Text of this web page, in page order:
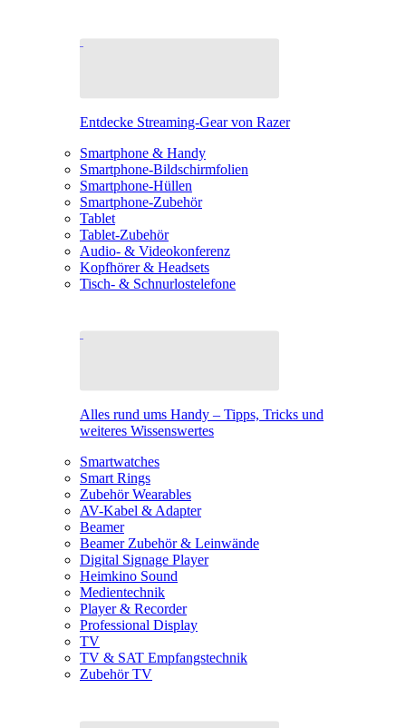
Entdecke Streaming-Gear von Razer
Smartphone & Handy
Smartphone-Bildschirmfolien
Smartphone-Hüllen
Smartphone-Zubehör
Tablet
Tablet-Zubehör
Audio- & Videokonferenz
Kopfhörer & Headsets
Tisch- & Schnurlostelefone
Alles rund ums Handy – Tipps, Tricks und
weiteres Wissenswertes
Smartwatches
Smart Rings
Zubehör Wearables
AV-Kabel & Adapter
Beamer
Beamer Zubehör & Leinwände
Digital Signage Player
Heimkino Sound
Medientechnik
Player & Recorder
Professional Display
TV
TV & SAT Empfangstechnik
Zubehör TV